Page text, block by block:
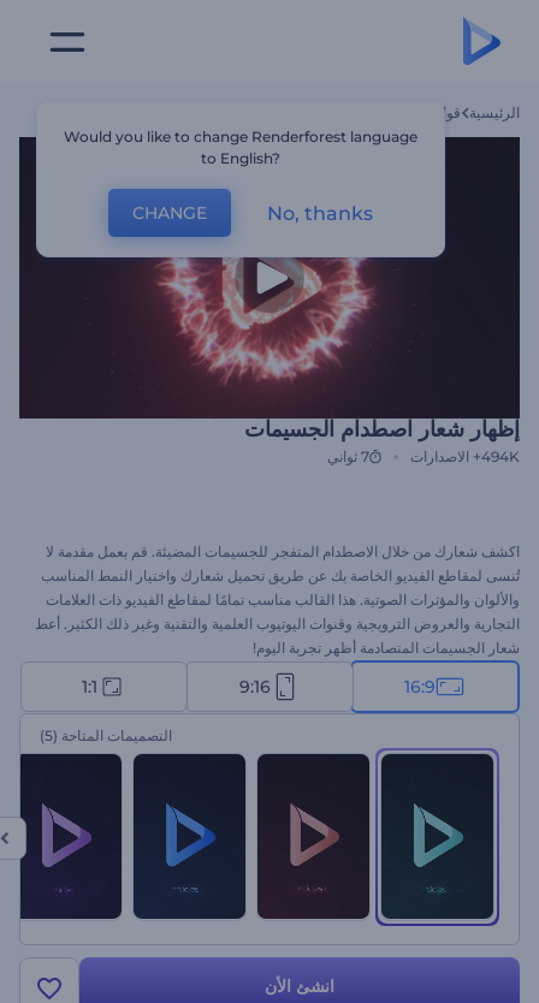
الرئيسية قوالب
إظهار شعار اصطدام الجسيمات
494K+ الاصدارات 7 ثواني
اكشف شعارك من خلال الاصطدام المتفجر للجسيمات المضيئة. قم بعمل مقدمة لا
تُنسى لمقاطع الفيديو الخاصة بك عن طريق تحميل شعارك واختيار النمط المناسب
والألوان والمؤثرات الصوتية. هذا القالب مناسب تمامًا لمقاطع الفيديو ذات العلامات
التجارية والعروض الترويجية وقنوات اليوتيوب العلمية والتقنية وغير ذلك الكثير. أعط
شعار الجسيمات المتصادمة أظهر تجربة اليوم!
16:9
9:16
1:1
التصميمات المتاحة (5)
انشئ الأن
Would you like to change Renderforest language
to English?
CHANGE No, thanks